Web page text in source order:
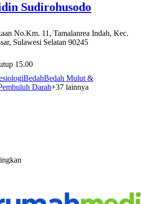
Sudirohusodo
No.Km. 11, Tamalanrea Indah, Kec.
Sulawesi Selatan 90245
15.00
BedahBedah Mulut &
Darah+37 lainnya